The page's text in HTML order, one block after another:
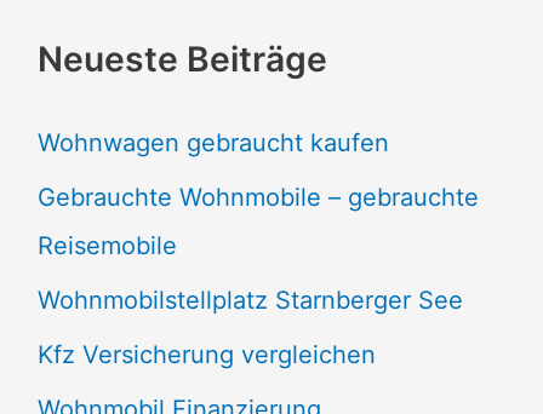
Neueste Beiträge
Wohnwagen gebraucht kaufen
Gebrauchte Wohnmobile – gebrauchte
Reisemobile
Wohnmobilstellplatz Starnberger See
Kfz Versicherung vergleichen